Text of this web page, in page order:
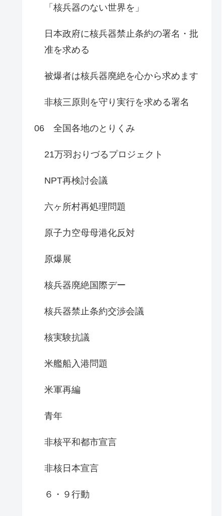
「核兵器のない世界を」
日本政府に核兵器禁止条約の署名・批
准を求める
被爆者は核兵器廃絶を心から求めます
非核三原則を守り実行を求める署名
06 全国各地のとりくみ
21万羽おりづるプロジェクト
NPT再検討会議
六ヶ所村再処理問題
原子力空母母港化反対
原爆展
核兵器廃絶国際デー
核兵器禁止条約交渉会議
核実験抗議
米艦船入港問題
米軍再編
青年
非核平和都市宣言
非核日本宣言
６・９行動